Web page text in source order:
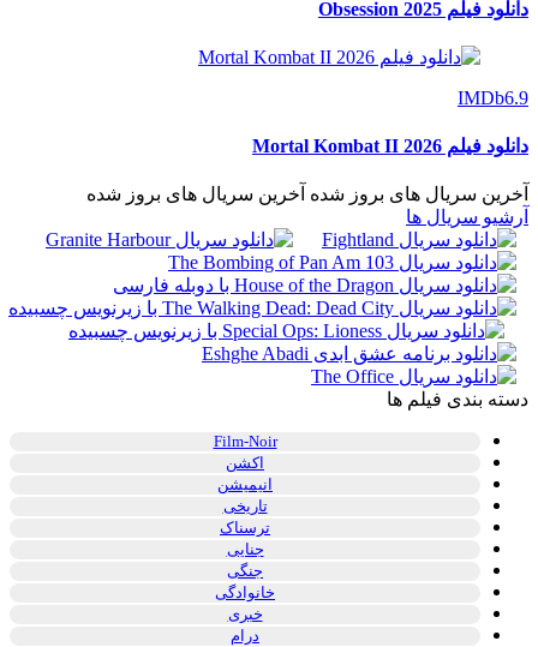
دانلود فیلم Obsession 2025
IMDb6.9
دانلود فیلم Mortal Kombat II 2026
آخرین سریال های بروز شده آخرین سریال های بروز شده
آرشیو سریال ها
دسته بندی فیلم ها
Film-Noir
اکشن
انیمیشن
تاریخی
ترسناک
جنایی
جنگی
خانوادگی
خبری
درام